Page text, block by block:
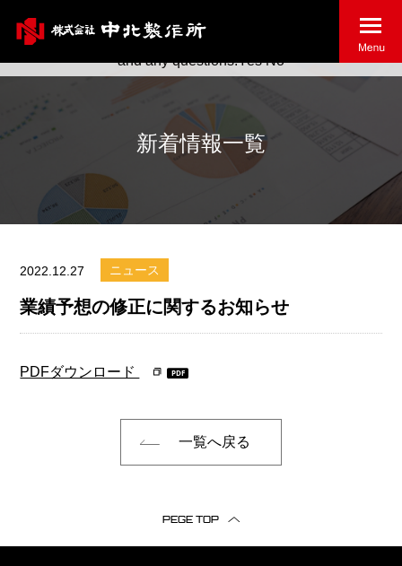
新着情報一覧
2022.12.27 ニュース
業績予想の修正に関するお知らせ
PDFダウンロード
一覧へ戻る
PEGE TOP
May we use cookies to track your activities? We take your
privacy very seriously. Please see our privacy policy for details
and any questions.Yes No